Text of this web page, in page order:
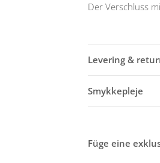
Der Verschluss
Levering &
Smykkepleje
Füge eine